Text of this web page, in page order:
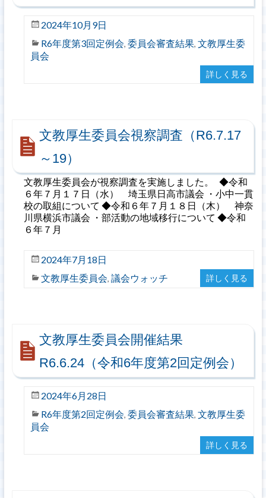
2024年10月9日
R6年度第3回定例会, 委員会審査結果, 文教厚生委
員会
詳しく見る
文教厚生委員会視察調査（R6.7.17
～19）
文教厚生委員会が視察調査を実施しました。 ◆令和
６年７月１７日（水） 埼玉県日高市議会 ・小中一貫
校の取組について ◆令和６年７月１８日（木） 神奈
川県横浜市議会 ・部活動の地域移行について ◆令和
６年７月
2024年7月18日
文教厚生委員会, 議会ウォッチ 詳しく見る
文教厚生委員会開催結果
R6.6.24（令和6年度第2回定例会）
2024年6月28日
R6年度第2回定例会, 委員会審査結果, 文教厚生委
員会
詳しく見る